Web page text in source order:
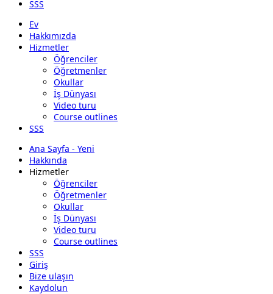
SSS
Ev
Hakkımızda
Hizmetler
Öğrenciler
Öğretmenler
Okullar
İş Dünyası
Video turu
Course outlines
SSS
Ana Sayfa - Yeni
Hakkında
Hizmetler
Öğrenciler
Öğretmenler
Okullar
İş Dünyası
Video turu
Course outlines
SSS
Giriş
Bize ulaşın
Kaydolun